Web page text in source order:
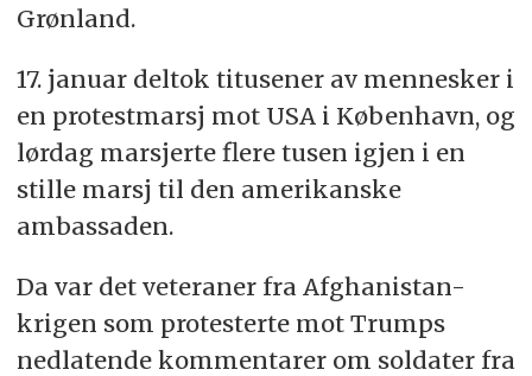
Grønland.
17. januar deltok titusener av mennesker i
en protestmarsj mot USA i København, og
lørdag marsjerte flere tusen igjen i en
stille marsj til den amerikanske
ambassaden.
Da var det veteraner fra Afghanistan-
krigen som protesterte mot Trumps
nedlatende kommentarer om soldater fra